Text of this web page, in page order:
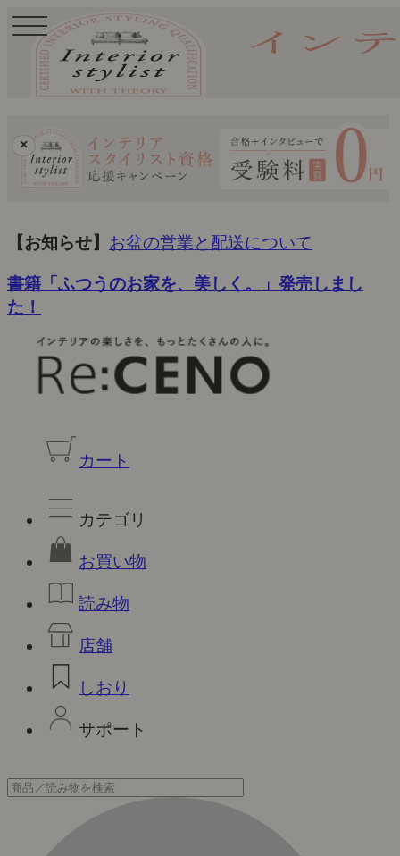
×
【お知らせ】 お盆の営業と配送について
書籍「ふつうのお家を、美しく。」発売しまし
た！
カート
カテゴリ
お買い物
読み物
店舗
しおり
サポート
toggle
navigation